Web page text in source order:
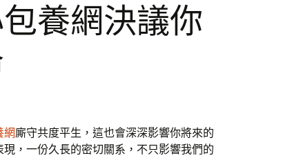
養網決議你
網廝守共度平生，這也會深深影響你將來的
現，一份久長的密切關系，不只影響我們的